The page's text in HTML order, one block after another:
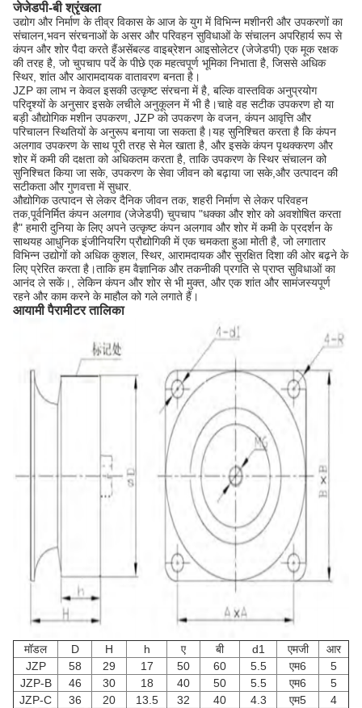
जेजेडपी-बी श्रृंखला
उद्योग और निर्माण के तीव्र विकास के आज के युग में विभिन्न मशीनरी और उपकरणों का
संचालन,भवन संरचनाओं के असर और परिवहन सुविधाओं के संचालन अपरिहार्य रूप से
कंपन और शोर पैदा करते हैंअसेंबल्ड वाइब्रेशन आइसोलेटर (जेजेडपी) एक मूक रक्षक
की तरह है, जो चुपचाप पर्दे के पीछे एक महत्वपूर्ण भूमिका निभाता है, जिससे अधिक
स्थिर, शांत और आरामदायक वातावरण बनता है।
JZP का लाभ न केवल इसकी उत्कृष्ट संरचना में है, बल्कि वास्तविक अनुप्रयोग
परिदृश्यों के अनुसार इसके लचीले अनुकूलन में भी है।चाहे वह सटीक उपकरण हो या
बड़ी औद्योगिक मशीन उपकरण, JZP को उपकरण के वजन, कंपन आवृत्ति और
परिचालन स्थितियों के अनुरूप बनाया जा सकता है।यह सुनिश्चित करता है कि कंपन
अलगाव उपकरण के साथ पूरी तरह से मेल खाता है, और इसके कंपन पृथक्करण और
शोर में कमी की दक्षता को अधिकतम करता है, ताकि उपकरण के स्थिर संचालन को
सुनिश्चित किया जा सके, उपकरण के सेवा जीवन को बढ़ाया जा सके,और उत्पादन की
सटीकता और गुणवत्ता में सुधार.
औद्योगिक उत्पादन से लेकर दैनिक जीवन तक, शहरी निर्माण से लेकर परिवहन
तक,पूर्वनिर्मित कंपन अलगाव (जेजेडपी) चुपचाप "धक्का और शोर को अवशोषित करता
है" हमारी दुनिया के लिए अपने उत्कृष्ट कंपन अलगाव और शोर में कमी के प्रदर्शन के
साथयह आधुनिक इंजीनियरिंग प्रौद्योगिकी में एक चमकता हुआ मोती है, जो लगातार
विभिन्न उद्योगों को अधिक कुशल, स्थिर, आरामदायक और सुरक्षित दिशा की ओर बढ़ने के
लिए प्रेरित करता है।ताकि हम वैज्ञानिक और तकनीकी प्रगति से प्राप्त सुविधाओं का
आनंद ले सकें।, लेकिन कंपन और शोर से भी मुक्त, और एक शांत और सामंजस्यपूर्ण
रहने और काम करने के माहौल को गले लगाते हैं।
आयामी पैरामीटर तालिका
मॉडल D H h ए बी d1 एमजी
आर
JZP
58 29 17 50 60 5.5 एम6
5
JZP-B
46 30 18 40 50 5.5 एम6
5
JZP-C
36 20 13.5 32 40 4.3 एम5 4